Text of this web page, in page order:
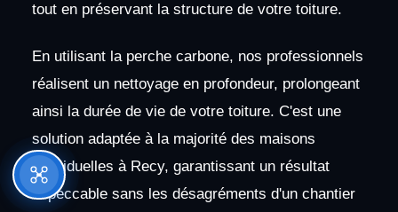
tout en préservant la structure de votre toiture.
En utilisant la perche carbone, nos professionnels
réalisent un nettoyage en profondeur, prolongeant
ainsi la durée de vie de votre toiture. C'est une
solution adaptée à la majorité des maisons
individuelles à Recy, garantissant un résultat
impeccable sans les désagréments d'un chantier